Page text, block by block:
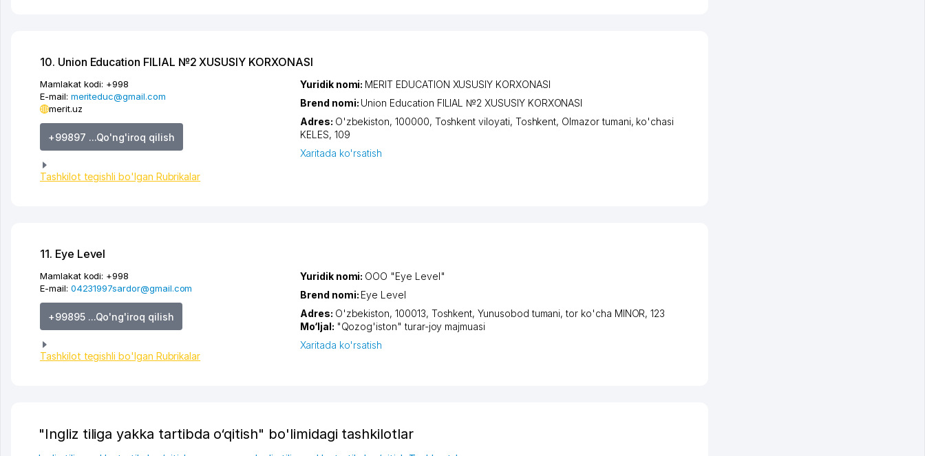
10. Union Education FILIAL №2 XUSUSIY KORXONASI
Mamlakat kodi: +998
E-mail: meriteduc@gmail.com
merit.uz
+99897 ...Qo'ng'iroq qilish
Tashkilot tegishli bo'lgan Rubrikalar
Yuridik nomi: MERIT EDUCATION XUSUSIY KORXONASI
Brend nomi: Union Education FILIAL №2 XUSUSIY KORXONASI
Adres: O'zbekiston, 100000, Toshkent viloyati, Toshkent, Olmazor tumani, ko'chasi
KELES, 109
Xaritada ko'rsatish
11. Eye Level
Mamlakat kodi: +998
E-mail: 04231997sardor@gmail.com
+99895 ...Qo'ng'iroq qilish
Tashkilot tegishli bo'lgan Rubrikalar
Yuridik nomi: ООО "Eye Level"
Brend nomi: Eye Level
Adres: O'zbekiston, 100013, Toshkent,Yunusobod tumani,tor ko'cha MINOR, 123
Mo‘ljal: "Qozog'iston" turar-joy majmuasi
Xaritada ko'rsatish
"Ingliz tiliga yakka tartibda o‘qitish" bo'limidagi tashkilotlar